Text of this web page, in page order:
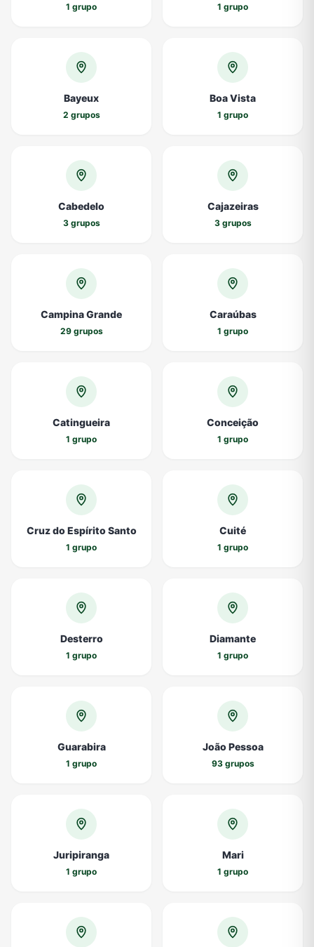
1 grupo 1 grupo
Bayeux
2 grupos
Boa Vista
1 grupo
Cabedelo
3 grupos
Cajazeiras
3 grupos
Campina Grande
29 grupos
Caraúbas
1 grupo
Catingueira
1 grupo
Conceição
1 grupo
Cruz do Espírito Santo
1 grupo
Cuité
1 grupo
Desterro
1 grupo
Diamante
1 grupo
Guarabira
1 grupo
João Pessoa
93 grupos
Juripiranga
1 grupo
Mari
1 grupo